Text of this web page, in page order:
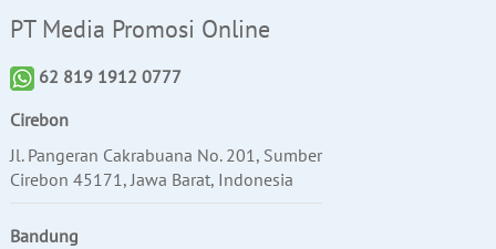
PT Media Promosi Online
62 819 1912 0777
Cirebon
Jl. Pangeran Cakrabuana No. 201, Sumber
Cirebon 45171, Jawa Barat, Indonesia
Bandung